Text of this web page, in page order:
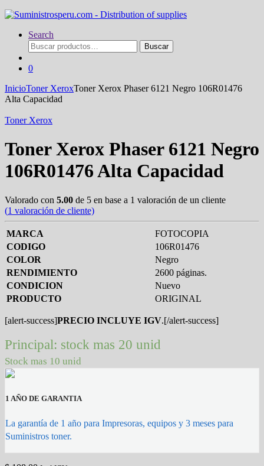
Search
Buscar
por:
Buscar
0
InicioToner XeroxToner Xerox Phaser 6121 Negro 106R01476
Alta Capacidad
Toner Xerox
Toner Xerox Phaser 6121 Negro
106R01476 Alta Capacidad
Valorado con 5.00 de 5 en base a 1 valoración de un cliente
(1 valoración de cliente)
MARCA
FOTOCOPIA
CODIGO
106R01476
COLOR
Negro
RENDIMIENTO
2600 páginas.
CONDICION
Nuevo
PRODUCTO
ORIGINAL
[alert-success]PRECIO INCLUYE IGV.[/alert-success]
Principal: stock mas 20 unid
Stock mas 10 unid
1 AÑO DE GARANTIA
La garantía de 1 año para Impresoras, equipos y 3 meses para
Suministros toner.